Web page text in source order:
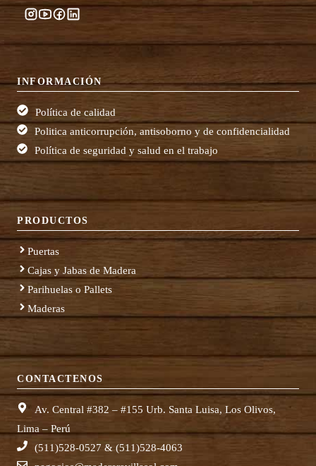
INFORMACIÓN
Política de calidad
Politica anticorrupción, antisoborno y de confidencialidad
Política de seguridad y salud en el trabajo
PRODUCTOS
Puertas
Cajas y Jabas de Madera
Parihuelas o Pallets
Maderas
CONTACTENOS
Av. Central #382 – #155 Urb. Santa Luisa, Los Olivos,
Lima – Perú
(511)528-0527 & (511)528-4063